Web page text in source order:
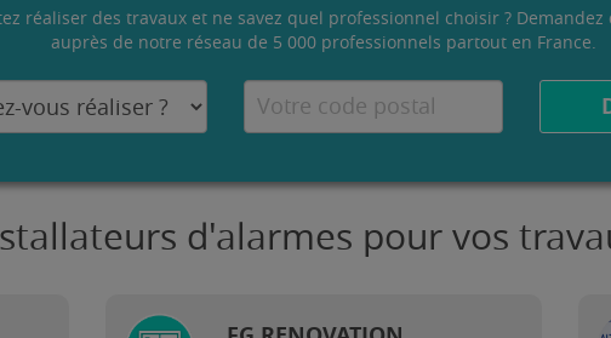
réaliser des travaux et ne savez quel professionnel choisir ? Demandez
auprès de notre réseau de 5 000 professionnels partout en France.
d'alarmes pour vos